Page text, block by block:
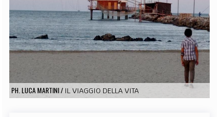
EXTRA
CODICI RUBRICHE LIBRI PROCEEDINGS PUBBLICITÀ CONTATTI
SOCIAL MEDIA
PH. LUCA MARTINI/ IL VIAGGIO DELLA VITA